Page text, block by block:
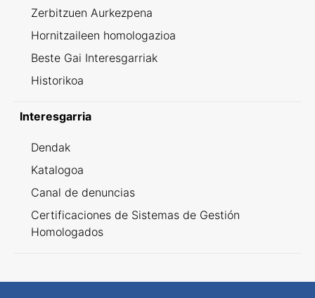
Zerbitzuen Aurkezpena
Hornitzaileen homologazioa
Beste Gai Interesgarriak
Historikoa
Interesgarria
Dendak
Katalogoa
Canal de denuncias
Certificaciones de Sistemas de Gestión
Homologados